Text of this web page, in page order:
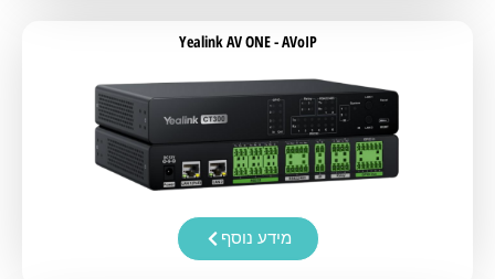
Yealink AV ONE - AVoIP
מידע נוסף